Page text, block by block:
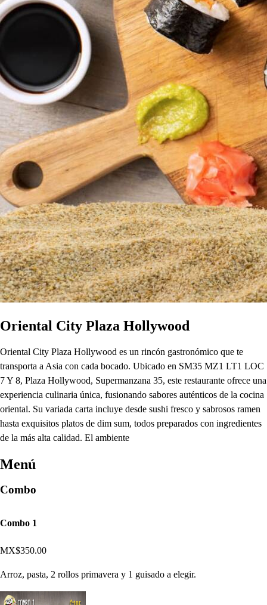
Oriental City Plaza Hollywood
Oriental City Plaza Hollywood es un rincón gastronómico que te
transporta a Asia con cada bocado. Ubicado en SM35 MZ1 LT1 LOC
7 Y 8, Plaza Hollywood, Supermanzana 35, este restaurante ofrece una
experiencia culinaria única, fusionando sabores auténticos de la cocina
oriental. Su variada carta incluye desde sushi fresco y sabrosos ramen
hasta exquisitos platos de dim sum, todos preparados con ingredientes
de la más alta calidad. El ambiente
Menú
Combo
Combo 1
MX$350.00
Arroz, pasta, 2 rollos primavera y 1 guisado a elegir.